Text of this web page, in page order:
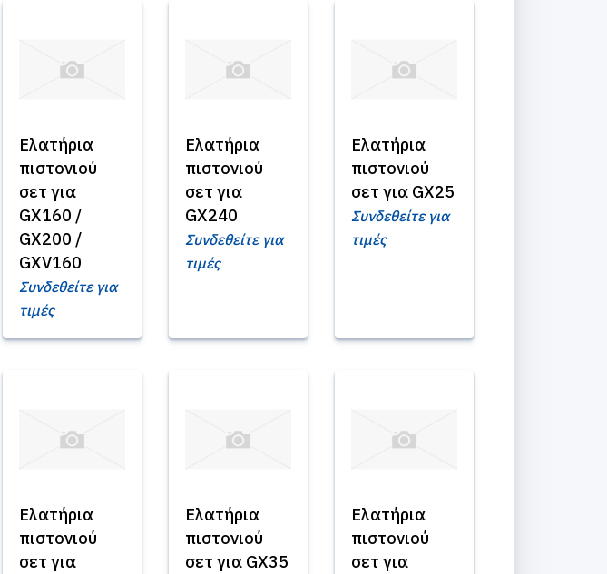
Ελατήρια
πιστονιού
σετ για
GX160 /
GX200 /
GXV160
Συνδεθείτε για
τιμές
Ελατήρια
πιστονιού
σετ για
GX240
Συνδεθείτε για
τιμές
Ελατήρια
πιστονιού
σετ για GX25
Συνδεθείτε για
τιμές
Ελατήρια
πιστονιού
σετ για
Ελατήρια
πιστονιού
σετ για GX35
Ελατήρια
πιστονιού
σετ για